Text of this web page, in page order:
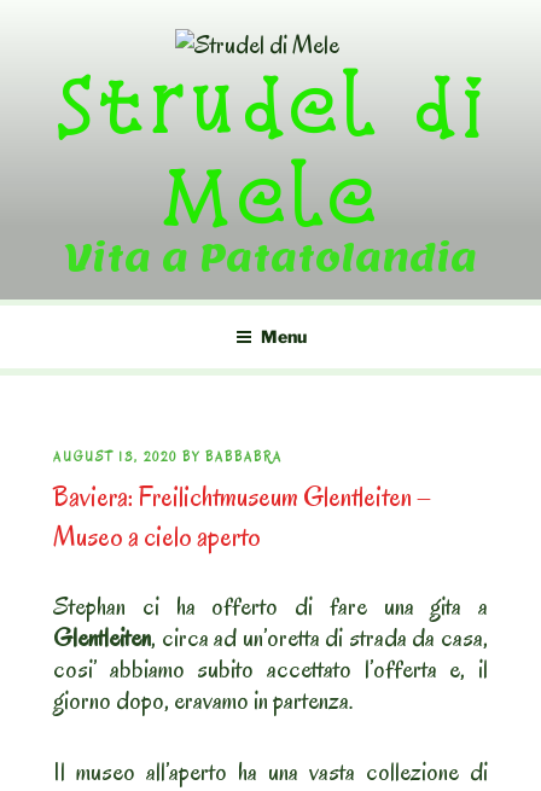
contentStrudel di
Mele
Vita a Patatolandia
Menu
POSTED
ON
AUGUST 13, 2020 BY BABBABRA
Baviera: Freilichtmuseum Glentleiten –
Museo a cielo aperto
Stephan ci ha offerto di fare una gita a
Glentleiten, circa ad un’oretta di strada da casa,
cosi’ abbiamo subito accettato l’offerta e, il
giorno dopo, eravamo in partenza.
Il museo all’aperto ha una vasta collezione di